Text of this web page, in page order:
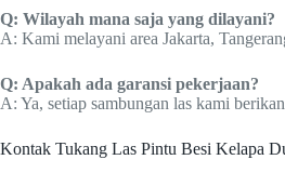
Q: Wilayah mana saja yang dilayani?
A: Kami melayani area Jakarta,
Q: Apakah ada garansi pekerjaan?
A: Ya, setiap sambungan las kami
Kontak Tukang Las Pintu Besi Kelapa